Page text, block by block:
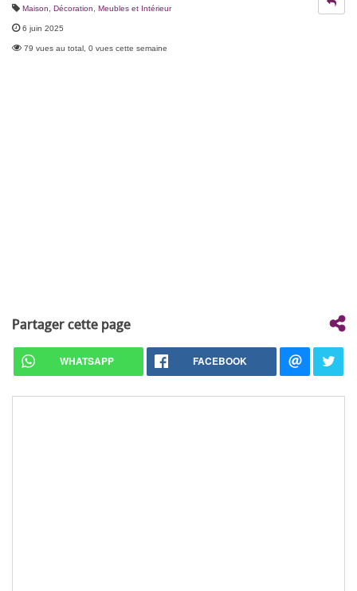
Maison, Décoration Meubles et Intérieur
6 juin 2025
79 vues au total, 0 vues cette semaine
Partager cette page
WHATSAPP FACEBOOK